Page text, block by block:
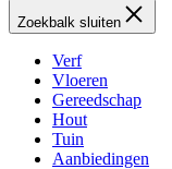
Zoekbalk sluiten
Verf
Vloeren
Gereedschap
Hout
Tuin
Aanbiedingen